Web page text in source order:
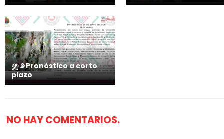
⛈️📡Pronóstico a corto
plazo
NO HAY COMENTARIOS.